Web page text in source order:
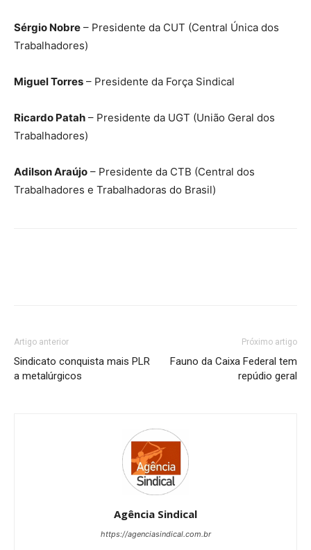
Sérgio Nobre – Presidente da CUT (Central Única dos
Trabalhadores)
Miguel Torres – Presidente da Força Sindical
Ricardo Patah – Presidente da UGT (União Geral dos
Trabalhadores)
Adilson Araújo – Presidente da CTB (Central dos
Trabalhadores e Trabalhadoras do Brasil)
Artigo anterior
Sindicato conquista mais PLR
a metalúrgicos
Próximo artigo
Fauno da Caixa Federal tem
repúdio geral
Agência Sindical
https://agenciasindical.com.br